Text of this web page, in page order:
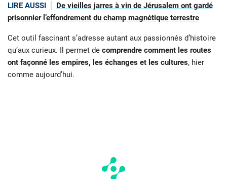
LIRE AUSSI
De vieilles jarres à vin de Jérusalem ont gardé
prisonnier l’effondrement du champ magnétique terrestre
Cet outil fascinant s’adresse autant aux passionnés d’histoire
qu’aux curieux. Il permet de comprendre comment les routes
ont façonné les empires, les échanges et les cultures, hier
comme aujourd’hui.